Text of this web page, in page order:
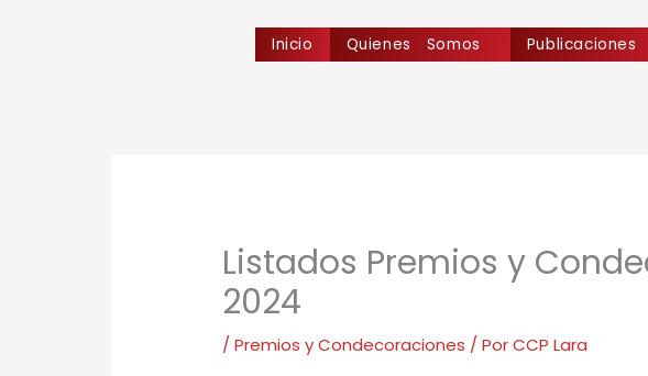
Inicio Quienes Somos Publicaciones
Listados Premios y
2024
/Premios y Condecoraciones / PorCCP Lara